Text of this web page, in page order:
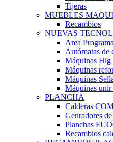
Tijeras
MUEBLES
Recambios
NUEVAS
Area
Autómatas de
Máquinas Hig
Máquinas
Máquinas
Máquinas unir
PLANCHA
Calderas
Genradores
Planchas
Recambios